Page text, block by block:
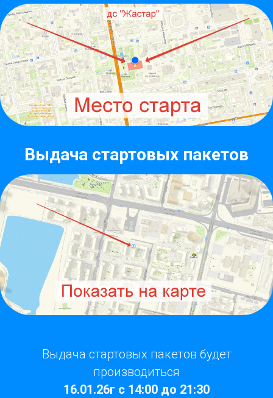
Выдача стартовых пакетов
Выдача стартовых пакетов будет
производиться
16.01.26г с 14:00 до 21:30